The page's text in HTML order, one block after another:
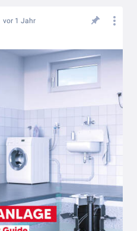
vor 1 Jahr